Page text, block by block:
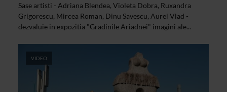
Sase artisti - Adriana Blendea, Violeta Dobra, Ruxandra
Grigorescu, Mircea Roman, Dinu Savescu, Aurel Vlad -
dezvaluie in expozitia "Gradinile Ariadnei" imagini ale...
VIDEO